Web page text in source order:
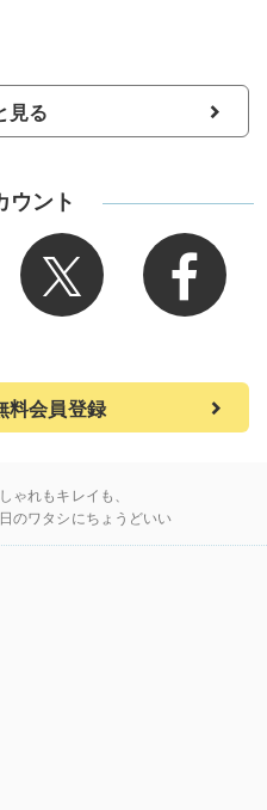
見る
ウント
料会員登録
ゃれもキレイも、
のワタシにちょうどいい